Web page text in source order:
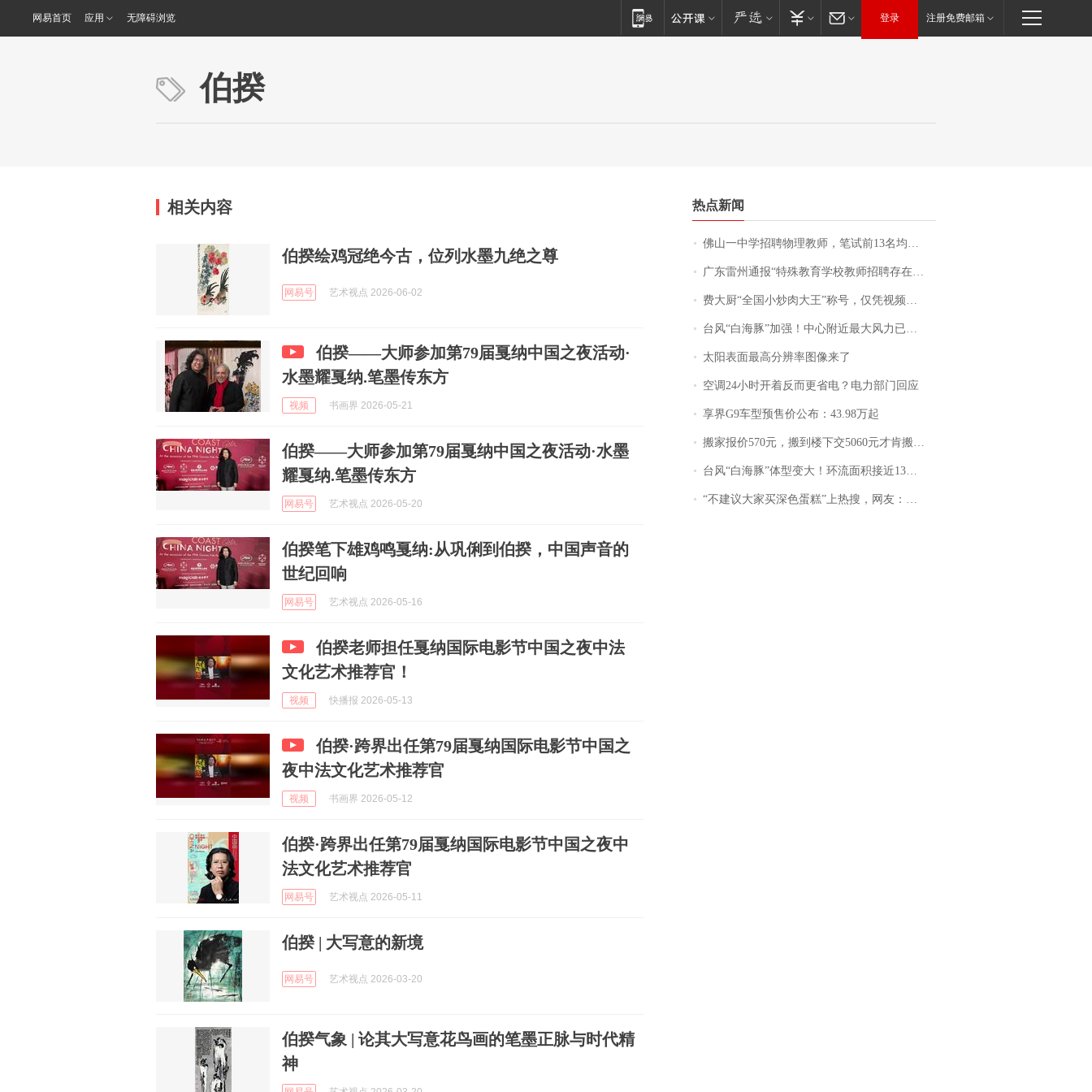
网易首页 应用 无障碍浏览 登录 注册免费邮箱
伯揆
相关内容
伯揆绘鸡冠绝今古，位列水墨九绝之尊
网易号 艺术视点 2026-06-02
伯揆——大师参加第79届戛纳中国之夜活动·
水墨耀戛纳.笔墨传东方
视频 书画界 2026-05-21
伯揆——大师参加第79届戛纳中国之夜活动·水墨
耀戛纳.笔墨传东方
网易号 艺术视点 2026-05-20
伯揆笔下雄鸡鸣戛纳:从巩俐到伯揆，中国声音的
世纪回响
网易号 艺术视点 2026-05-16
伯揆老师担任戛纳国际电影节中国之夜中法
文化艺术推荐官！
视频 快播报 2026-05-13
伯揆·跨界出任第79届戛纳国际电影节中国之
夜中法文化艺术推荐官
视频 书画界 2026-05-12
伯揆·跨界出任第79届戛纳国际电影节中国之夜中
法文化艺术推荐官
网易号 艺术视点 2026-05-11
伯揆 | 大写意的新境
网易号 艺术视点 2026-03-20
伯揆气象 | 论其大写意花鸟画的笔墨正脉与时代精
神
热点新闻
佛山一中学招聘物理教师，笔试前13名均遭淘汰？教育局：已叫停招聘，成立调查组全面核查
广东雷州通报“特殊教育学校教师招聘存在违规行为”：已启动问责程序 副校长被停职
费大厨“全国小炒肉大王”称号，仅凭视频评出？中国烹饪协会回应
台风“白海豚”加强！中心附近最大风力已达15级 最新研判
太阳表面最高分辨率图像来了
空调24小时开着反而更省电？电力部门回应
享界G9车型预售价公布：43.98万起
搬家报价570元，搬到楼下交5060元才肯搬上楼！女子傻眼了……
台风“白海豚”体型变大！环流面积接近13个浙江那么大
“不建议大家买深色蛋糕”上热搜，网友：天塌了！